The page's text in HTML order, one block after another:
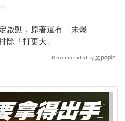
啟動，原著還有「未爆
除「打更大」
Recommended by